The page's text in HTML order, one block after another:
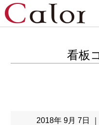
看板
2018年 9月 7日